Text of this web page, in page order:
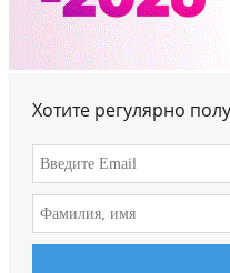
Хотите регулярно